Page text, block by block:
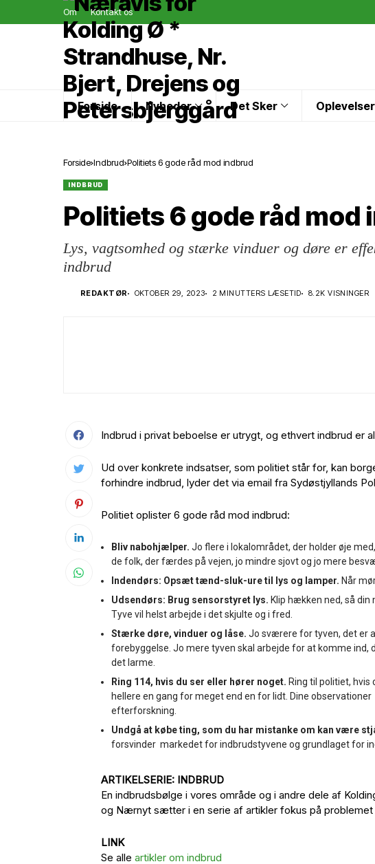
Om Kontakt os
Forside Nyheder Det Sker Oplevelser
Forside Indbrud Politiets 6 gode råd mod indbrud
INDBRUD
Politiets 6 gode råd mod
Lys, vagtsomhed og stærke vinduer og døre er
indbrud
REDAKTØR OKTOBER 29, 2023 2 MINUTTERS LÆSETID 8.2K VISNINGER
Indbrud i privat beboelse er utrygt, og ethvert indbrud er
Ud over konkrete indsatser, som politiet står for, kan
forhindre indbrud, lyder det via email fra Sydøstjyllands
Politiet oplister 6 gode råd mod indbrud:
Bliv nabohjælper. Jo flere i lokalområdet, der holder øje
de folk, der færdes på vejen, jo mindre sjovt og jo mere
Indendørs: Opsæt tænd-sluk-ure til lys og lamper. Når
Udsendørs: Brug sensorstyret lys. Klip hækken ned, så din
Tyve vil helst arbejde i det skjulte og i fred.
Stærke døre, vinduer og låse. Jo sværere for tyven, det er
forebyggelse. Jo mere tyven skal arbejde for at komme ind,
det larme.
Ring 114, hvis du ser eller hører noget. Ring til politiet,
hellere en gang for meget end en for lidt. Dine
efterforskning.
Undgå at købe ting, som du har mistanke om kan være
forsvinder markedet for indbrudstyvene og grundlaget for
ARTIKELSERIE: INDBRUD
En indbrudsbølge i vores område og i andre dele af
og Nærnyt sætter i en serie af artikler fokus på problemet
LINK
Se alle artikler om indbrud